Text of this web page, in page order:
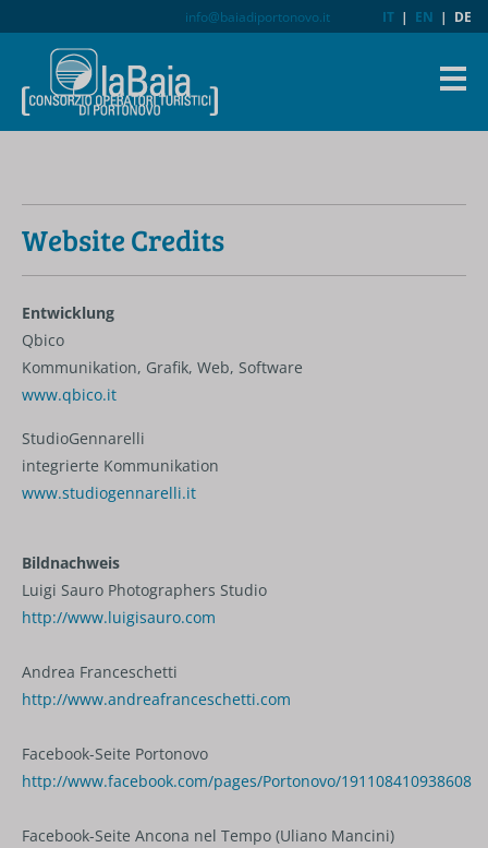
info@baiadiportonovo.it IT | EN | DE
Website Credits
Entwicklung
Qbico
Kommunikation, Grafik, Web, Software
www.qbico.it
StudioGennarelli
integrierte Kommunikation
www.studiogennarelli.it
Bildnachweis
Luigi Sauro Photographers Studio
http://www.luigisauro.com
Andrea Franceschetti
http://www.andreafranceschetti.com
Facebook-Seite Portonovo
http://www.facebook.com/pages/Portonovo/191108410938608
Facebook-Seite Ancona nel Tempo (Uliano Mancini)